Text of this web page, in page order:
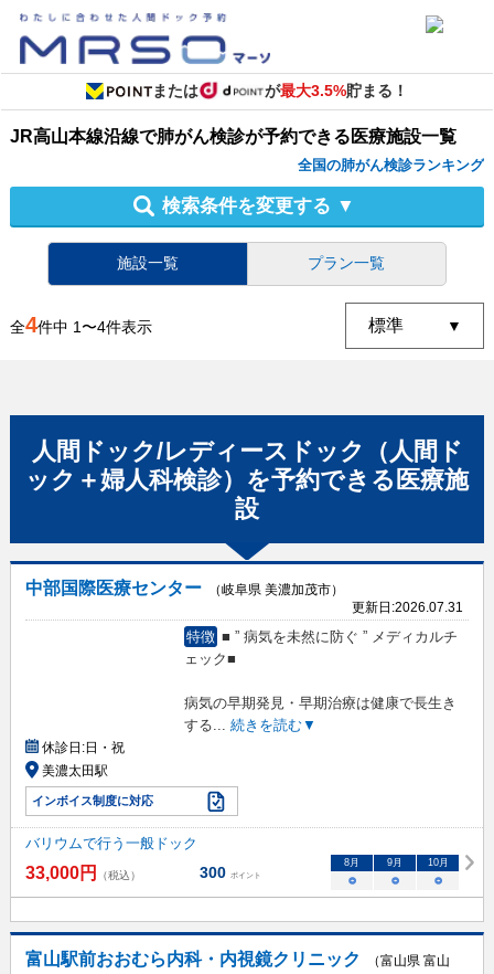
または が最大3.5%貯まる！
JR高山本線沿線で肺がん検診が予約できる医療施設一覧
全国の肺がん検診ランキング
検索条件を変更する ▼
施設一覧 プラン一覧
全4件中 1〜4件表示
人間ドック/レディースドック（人間ド
ック＋婦人科検診） を予約できる 医療施
設
中部国際医療センター
（岐阜県 美濃加茂市）
更新日:2026.07.31
特徴 ■ ” 病気を未然に防ぐ ” メディカルチ
ェック■
病気の早期発見・早期治療は健康で長生き
する... 続きを読む▼
休診日:日・祝
美濃太田駅
インボイス制度に対応
バリウムで行う一般ドック
33,000円 （税込） 300 ポイント
8月 9月 10月
○ ○ ○
富山駅前おおむら内科・内視鏡クリニック
（富山県 富山